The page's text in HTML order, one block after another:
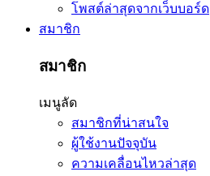
โพสต์ล่าสุดจากเว็บบอร์ด
สมาชิก
สมาชิก
เมนูลัด
สมาชิกที่น่าสนใจ
ผู้ใช้งานปัจจุบัน
ความเคลื่อนไหวล่าสุด